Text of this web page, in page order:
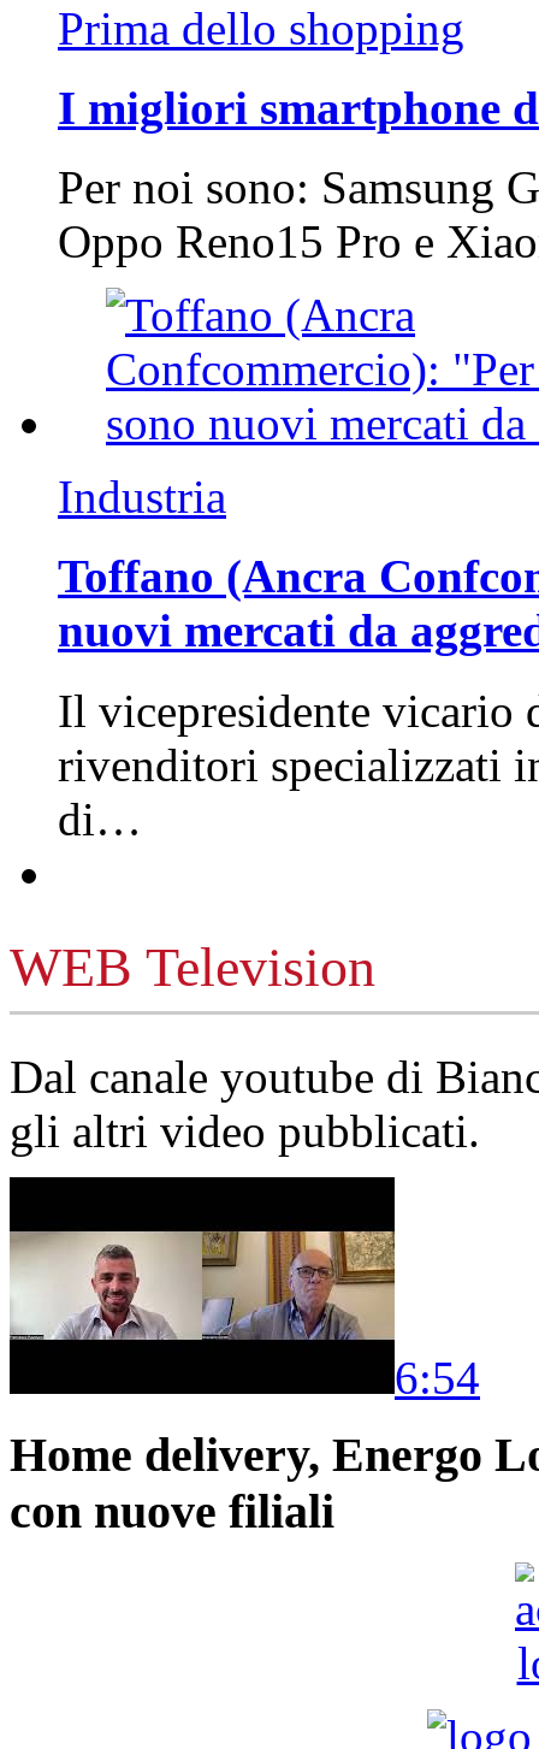
Prima dello shopping
I migliori smartphone
Per noi sono: Samsung
Oppo Reno15 Pro e
Industria
Toffano (Ancra
nuovi mercati da
Il vicepresidente vicario
rivenditori specializzati
di…
WEB Television
Dal canale youtube di
gli altri video pubblicati.
6:54
Home delivery, Energo
con nuove filiali